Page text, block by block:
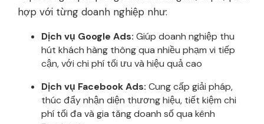
hợp với từng doanh nghiệp như:
Dịch vụ Google Ads: Giúp doanh nghiệp thu
hút khách hàng thông qua nhiều phạm vi tiếp
cận, với chi phí tối ưu và hiệu quả cao
Dịch vụ Facebook Ads: Cung cấp giải pháp,
thúc đẩy nhận diện thương hiệu, tiết kiệm chi
phí tối đa và gia tăng doanh số qua kênh